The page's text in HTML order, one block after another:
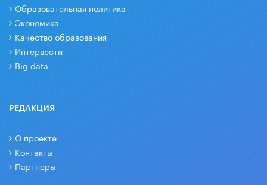
Образовательная политика
Экономика
Качество образования
Интервести
Big data
РЕДАКЦИЯ
О проекте
Контакты
Партнеры